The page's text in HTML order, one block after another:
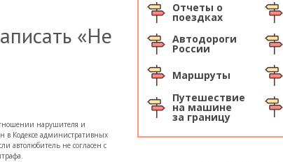
«Не
нарушителя и
в Кодексе административных
автолюбитель не согласен с
Отчеты о
поездках
Автодороги
России
Маршруты
Путешествие
на машине
за границу